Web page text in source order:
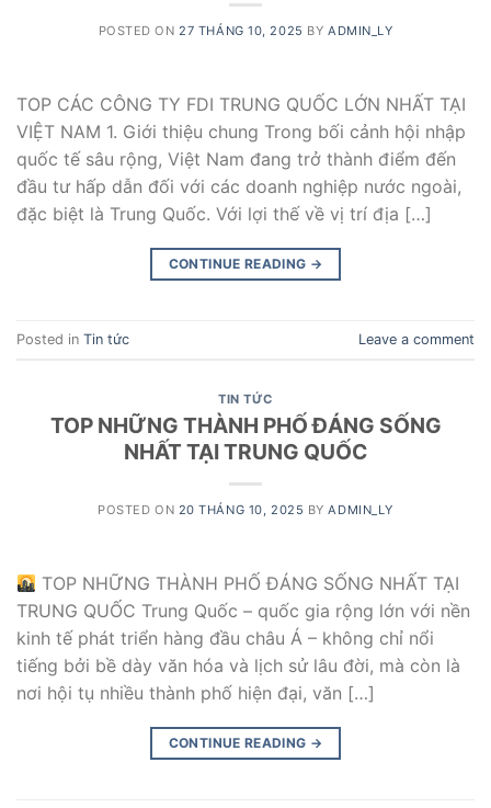
POSTED ON27 THÁNG 10, 2025 BY ADMIN_LY
TOP CÁC CÔNG TY FDI TRUNG QUỐC LỚN NHẤT TẠI
VIỆT NAM 1. Giới thiệu chung Trong bối cảnh hội nhập
quốc tế sâu rộng, Việt Nam đang trở thành điểm đến
đầu tư hấp dẫn đối với các doanh nghiệp nước ngoài,
đặc biệt là Trung Quốc. Với lợi thế về vị trí địa […]
CONTINUE READING →
Posted in Tin tức Leave a comment
TIN TỨC
TOP NHỮNG THÀNH PHỐ ĐÁNG SỐNG
NHẤT TẠI TRUNG QUỐC
POSTED ON 20 THÁNG 10, 2025 BYADMIN_LY
TOP NHỮNG THÀNH PHỐ ĐÁNG SỐNG NHẤT TẠI
TRUNG QUỐC Trung Quốc – quốc gia rộng lớn với nền
kinh tế phát triển hàng đầu châu Á – không chỉ nổi
tiếng bởi bề dày văn hóa và lịch sử lâu đời, mà còn là
nơi hội tụ nhiều thành phố hiện đại, văn […]
CONTINUE READING →